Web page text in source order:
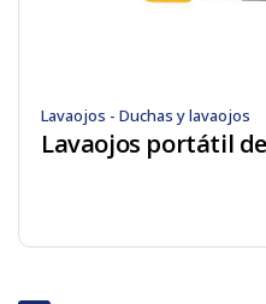
Lavaojos - Duchas y lavaojos
Lavaojos portátil